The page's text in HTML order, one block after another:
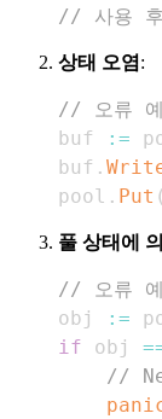
// 사용
상태 오염:
// 오류
buf
:=
buf .
pool . Put (
풀 상태에
// 오류 예
obj
:=
if obj
//